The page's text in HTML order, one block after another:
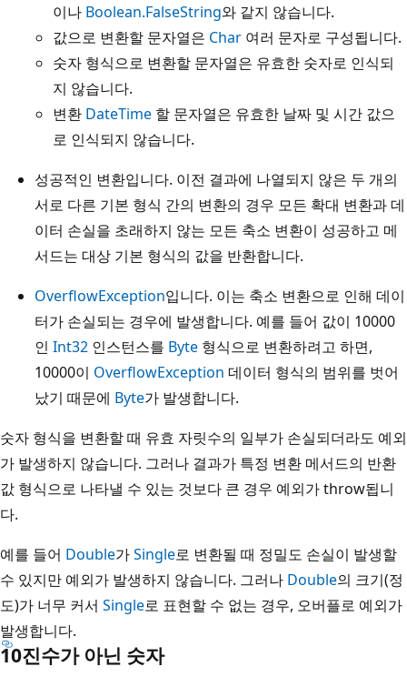
이나 Boolean.FalseString와 같지 않습니다.
값으로 변환할 문자열은 Char 여러 문자로 구성됩니다.
숫자 형식으로 변환할 문자열은 유효한 숫자로 인식되
지 않습니다.
변환 DateTime 할 문자열은 유효한 날짜 및 시간 값으
로 인식되지 않습니다.
성공적인 변환입니다. 이전 결과에 나열되지 않은 두 개의
서로 다른 기본 형식 간의 변환의 경우 모든 확대 변환과 데
이터 손실을 초래하지 않는 모든 축소 변환이 성공하고 메
서드는 대상 기본 형식의 값을 반환합니다.
OverflowException입니다. 이는 축소 변환으로 인해 데이
터가 손실되는 경우에 발생합니다. 예를 들어 값이 10000
인 Int32 인스턴스를 Byte 형식으로 변환하려고 하면,
10000이 OverflowException 데이터 형식의 범위를 벗어
났기 때문에 Byte가 발생합니다.
숫자 형식을 변환할 때 유효 자릿수의 일부가 손실되더라도 예외
가 발생하지 않습니다. 그러나 결과가 특정 변환 메서드의 반환
값 형식으로 나타낼 수 있는 것보다 큰 경우 예외가 throw됩니
다.
예를 들어 Double가Single로 변환될 때 정밀도 손실이 발생할
수 있지만 예외가 발생하지 않습니다. 그러나 Double의 크기(정
도)가 너무 커서 Single로 표현할 수 없는 경우, 오버플로 예외가
발생합니다.
10진수가 아닌 숫자